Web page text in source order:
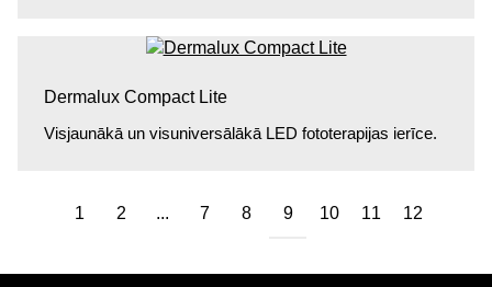
Dermalux Compact Lite
Visjaunākā un visuniversālākā LED fototerapijas ierīce.
1 2 ... 7 8 9 10 11 12